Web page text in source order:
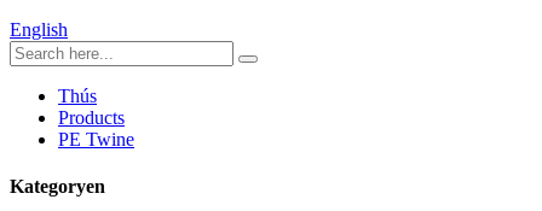
English
Thús
Products
PE Twine
Kategoryen